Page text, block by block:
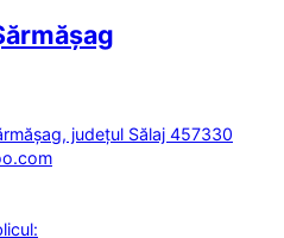
județul Sălaj 457330